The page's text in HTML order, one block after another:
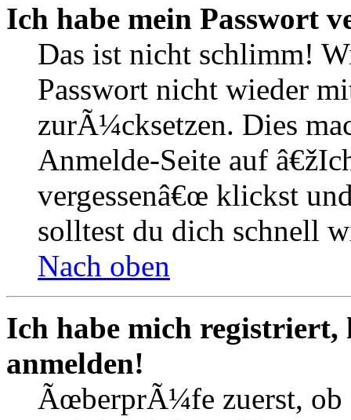
Ich habe mein Passwort
Das ist nicht schlimm!
Passwort nicht wieder
zurÃ¼cksetzen. Dies
Anmelde-Seite auf
vergessenâ€œ klickst
solltest du dich schnell
Nach oben
Ich habe mich
anmelden!
ÃœberprÃ¼fe zuerst, ob